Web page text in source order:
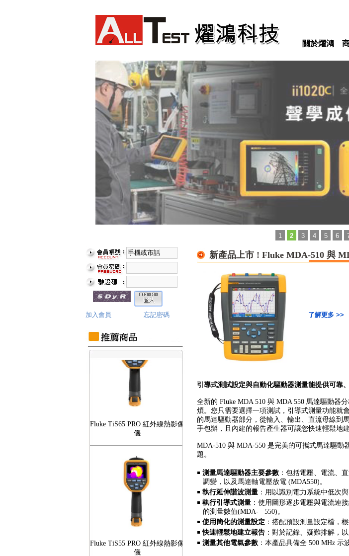
關於燿鴻
1 2 3 4 5 6
加入會員 忘記密碼
Fluke TiS75 PRO 紅外線熱影像
儀
儀
儀
新產品上市 ! Fluke MDA-510 與
了解更多 >>
引導式測試設定與自動化驅動器測量能提供可靠、
全新的 Fluke MDA 510 與 MDA 550 馬達驅動器
煩。您只需要選擇一項測試， 引導式測量功能就
的馬達驅動器部分， 從輸入、輸出、直流母線到
手包辦，
且內建的報告產生器可讓您快速輕鬆地
MDA-510 與 MDA-550 是完美的可攜式馬達驅動
題。
￭ 測量馬達驅動器主要參數 ：包括電壓、電流、
調變，以及馬達軸電壓放電 (MDA550)。
￭ 執行延伸諧波測量 ：用以識別電力系統中低次
￭ 執行引導式測量 ：使用圖形逐步電壓與電流連接
的測量數值(MDA- 550)。
￭ 使用簡化的測量設定 ：搭配預設測量設定檔，
￭快速輕鬆地建立報告 ：對於記錄、疑難排解，
￭ 測量其他電氣參數 ：本產品具備全 500 MHz 示